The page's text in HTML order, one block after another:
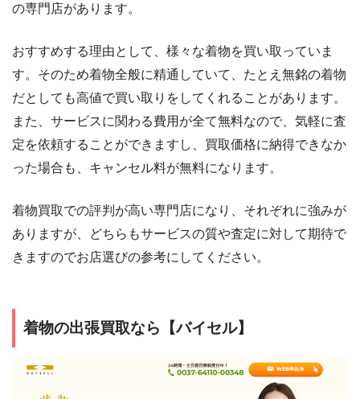
の専門店があります。
おすすめする理由として、様々な着物を買い取っていま
す。そのため着物全般に精通していて、たとえ無銘の着物
だとしても高値で買い取りをしてくれることがあります。
また、サービスに関わる費用が全て無料なので、気軽に査
定を依頼することができますし、買取価格に納得できなか
った場合も、キャンセル料が無料になります。
着物買取での評判が高い専門店になり、それぞれに強みが
ありますが、どちらもサービスの質や査定に対して期待で
きますのでお店選びの参考にしてください。
着物の出張買取なら【バイセル】